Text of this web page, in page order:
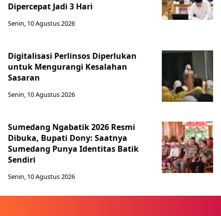
Dipercepat Jadi 3 Hari
Senin, 10 Agustus 2026
Digitalisasi Perlinsos Diperlukan
untuk Mengurangi Kesalahan
Sasaran
Senin, 10 Agustus 2026
Sumedang Ngabatik 2026 Resmi
Dibuka, Bupati Dony: Saatnya
Sumedang Punya Identitas Batik
Sendiri
Senin, 10 Agustus 2026